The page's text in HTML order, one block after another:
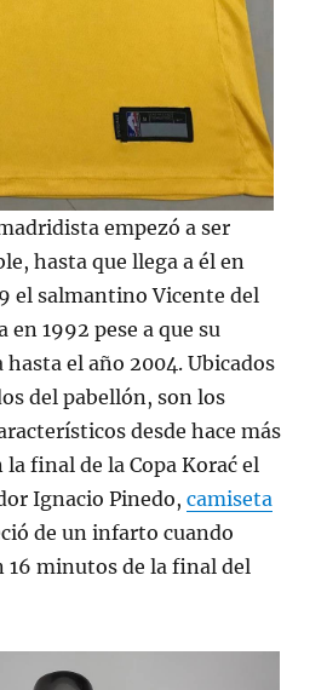
empezó a ser
hasta que llega a él en
el salmantino Vicente del
en 1992 pese a que su
el año 2004. Ubicados
del pabellón, son los
desde hace más
la final de la Copa Korać el
Ignacio Pinedo,camiseta
de un infarto cuando
16 minutos de la final del